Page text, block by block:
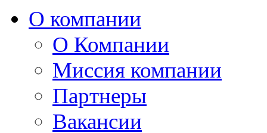
О компании
О Компании
Миссия компании
Партнеры
Вакансии